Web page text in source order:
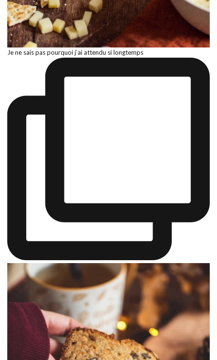
Je ne sais pas pourquoi j’ai attendu si longtemps